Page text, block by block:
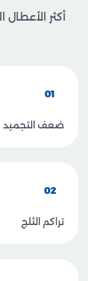
أكثر الأعطال
01
ضعف التجميد
02
تراكم الثلج